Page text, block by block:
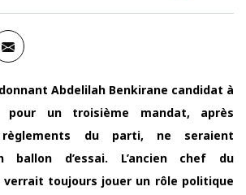
Abdelilah Benkirane candidat à
un troisième mandat, après
du parti, ne seraient
ballon d’essai. L’ancien chef du
verrait toujours jouer un rôle politique